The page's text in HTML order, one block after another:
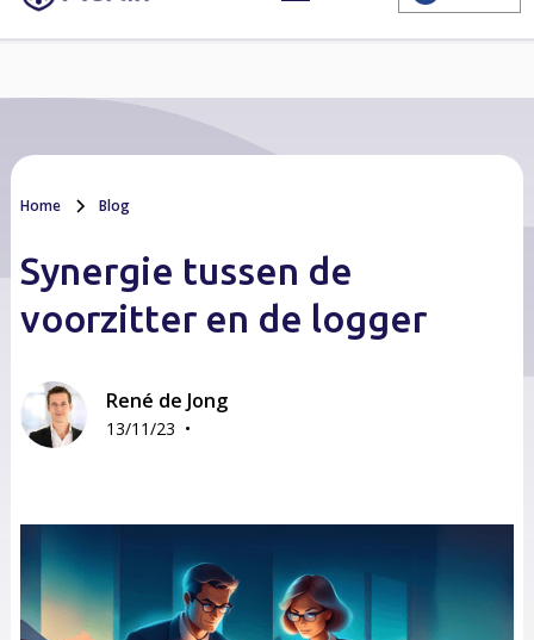
Home Blog
Synergie tussen de
voorzitter en de logger
René de Jong
13/11/23 •